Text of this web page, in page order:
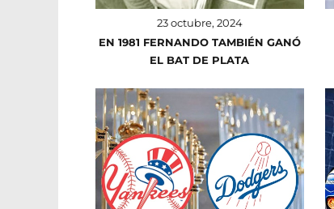
23 octubre, 2024
EN 1981 FERNANDO TAMBIÉN GANÓ
EL BAT DE PLATA